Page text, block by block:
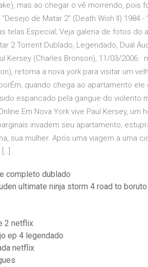
mas ao chegar o vê morrendo, pois
de Matar 2" (Death Wish II) 1984
telas Especial; Veja galeria de fotos do
2 Torrent Dublado, Legendado, Dual
Kersey (Charles Bronson), 11/03/2006
retorna a nova york para visitar um
quando chega ao apartamento
espancado pela gangue do violento
Em Nova York vive Paul Kersey,
invadem seu apartamento,
sua mulher. Após uma viagem a uma
completo dublado
ultimate ninja storm 4 road to
2 netflix
ep 4 legendado
netflix